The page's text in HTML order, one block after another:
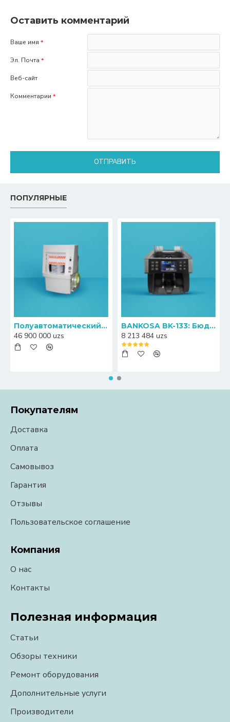
Оставить комментарий
Ваше имя
Эл. Почта
Веб-сайт
Комментарии
ОТПРАВИТЬ
ПОПУЛЯРНЫЕ
Полуавтоматический пресс-упаковщик банкнот Canny S20
46 900 000 uzs
BANKOSA BK-133: Бюджетный счетчик банкнот с функцией определения номиналов
8 213 484 uzs
Покупателям
Доставка
Оплата
Самовывоз
Гарантия
Отзывы
Пользовательское соглашение
Компания
О нас
Контакты
Полезная информация
Статьи
Обзоры техники
Ремонт оборудования
Дополнительные услуги
Производители